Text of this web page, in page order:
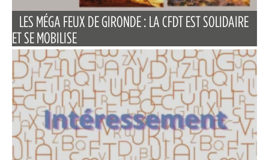
LES MÉGA FEUX DE GIRONDE : LA CFDT EST SOLIDAIRE
ET SE MOBILISE